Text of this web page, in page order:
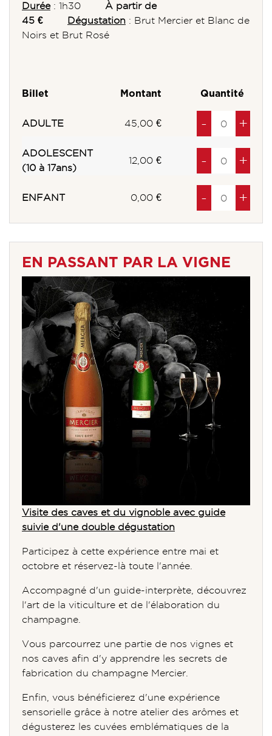
Durée: 1h30 À partir de
45 €
Dégustation : Brut Mercier et Blanc de
Noirs et Brut Rosé
Billet Montant Quantité
ADULTE 45,00 € - Diminuer
produits
+à
ADOLESCENT
(10 à 17ans)
12,00 € - Diminuer
produits
+à
ENFANT 0,00 € - Diminuer
produits
+à
EN PASSANT PAR LA VIGNE
Visite des caves et du vignoble avec guide
suivie d'une double dégustation
Participez à cette expérience entre mai et
octobre et réservez-là toute l'année.
Accompagné d'un guide-interprète, découvrez
l'art de la viticulture et de l'élaboration du
champagne.
Vous parcourrez une partie de nos vignes et
nos caves afin d'y apprendre les secrets de
fabrication du champagne Mercier.
Enfin, vous bénéficierez d'une expérience
sensorielle grâce à notre atelier des arômes et
dégusterez les cuvées emblématiques de la